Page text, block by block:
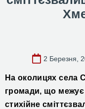
2 Березня,
На околицях села
громади, що
стихійне